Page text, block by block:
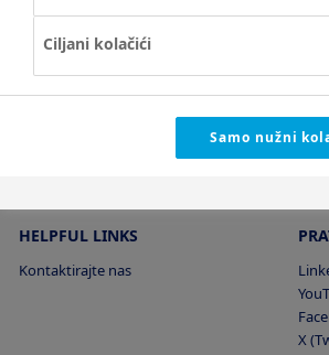
HELPFUL LINKS
Kontaktirajte nas
X
Ciljani kolačići
Samo nužni